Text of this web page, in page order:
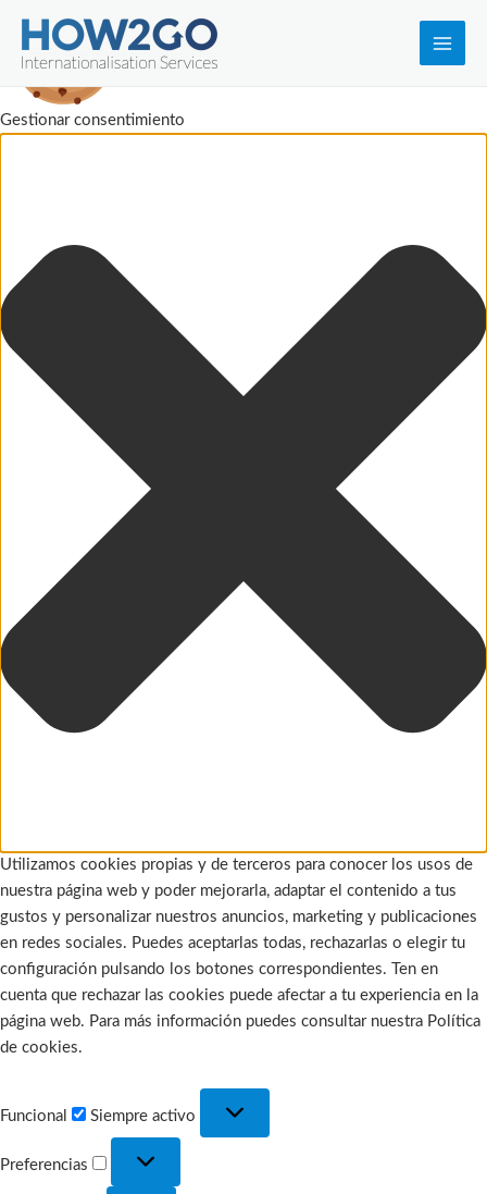
Gestionar consentimiento
Utilizamos cookies propias y de terceros para conocer los usos de
nuestra página web y poder mejorarla, adaptar el contenido a tus
gustos y personalizar nuestros anuncios, marketing y publicaciones
en redes sociales. Puedes aceptarlas todas, rechazarlas o elegir tu
configuración pulsando los botones correspondientes. Ten en
cuenta que rechazar las cookies puede afectar a tu experiencia en la
página web. Para más información puedes consultar nuestra Política
de cookies.
Funcional Siempre activo
Preferencias
Main